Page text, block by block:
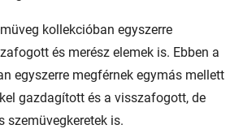
kollekcióban egyszerre
és merész elemek is. Ebben a
egyszerre megférnek egymás mellett
gazdagított és a visszafogott, de
szemüvegkeretek is.